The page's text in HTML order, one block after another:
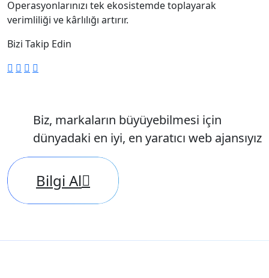
Operasyonlarınızı tek ekosistemde toplayarak
verimliliği ve kârlılığı artırır.
Bizi Takip Edin
Biz, markaların büyüyebilmesi için
dünyadaki en iyi, en yaratıcı web ajansıyız
Bilgi Al